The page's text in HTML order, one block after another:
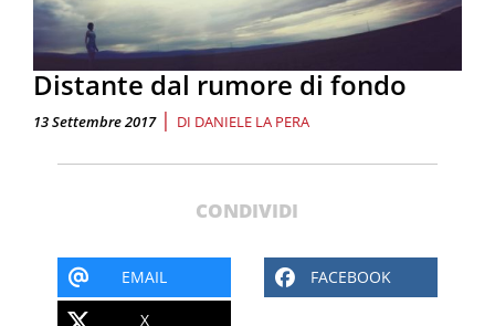
Distante dal rumore di fondo
13 Settembre 2017 | DI DANIELE LA PERA
CONDIVIDI
EMAIL FACEBOOK
X